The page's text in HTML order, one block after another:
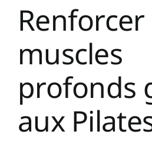
Renforcer
muscles
profonds
aux